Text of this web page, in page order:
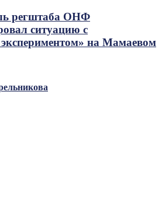
регштаба ОНФ
ситуацию с
на Мамаевом